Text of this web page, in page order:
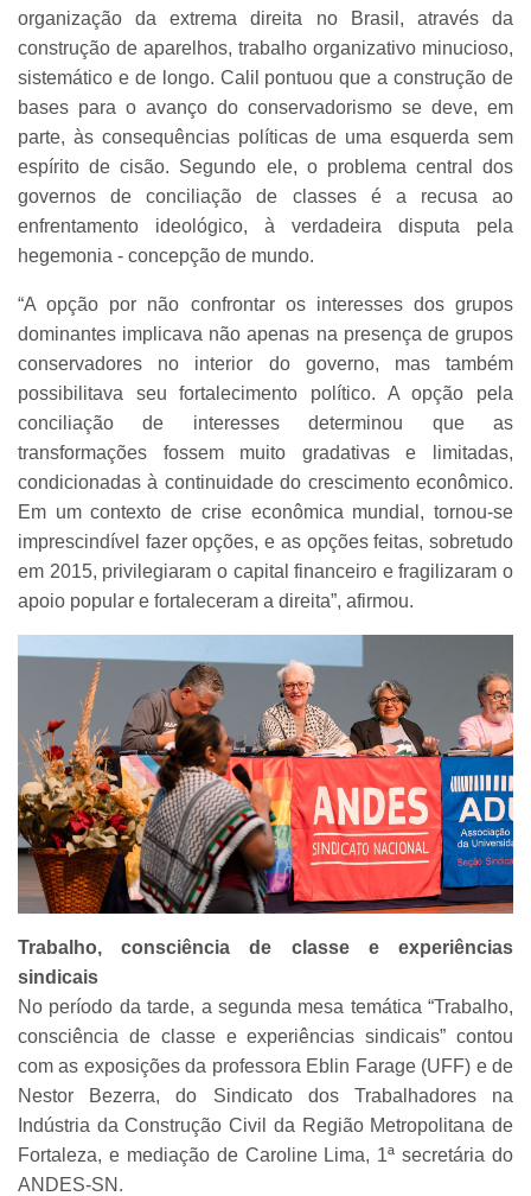
organização da extrema direita no Brasil, através da
construção de aparelhos, trabalho organizativo minucioso,
sistemático e de longo. Calil pontuou que a construção de
bases para o avanço do conservadorismo se deve, em
parte, às consequências políticas de uma esquerda sem
espírito de cisão. Segundo ele, o problema central dos
governos de conciliação de classes é a recusa ao
enfrentamento ideológico, à verdadeira disputa pela
hegemonia - concepção de mundo.
“A opção por não confrontar os interesses dos grupos
dominantes implicava não apenas na presença de grupos
conservadores no interior do governo, mas também
possibilitava seu fortalecimento político. A opção pela
conciliação de interesses determinou que as
transformações fossem muito gradativas e limitadas,
condicionadas à continuidade do crescimento econômico.
Em um contexto de crise econômica mundial, tornou-se
imprescindível fazer opções, e as opções feitas, sobretudo
em 2015, privilegiaram o capital financeiro e fragilizaram o
apoio popular e fortaleceram a direita”, afirmou.
Trabalho, consciência de classe e experiências
sindicais
No período da tarde, a segunda mesa temática “Trabalho,
consciência de classe e experiências sindicais” contou
com as exposições da professora Eblin Farage (UFF) e de
Nestor Bezerra, do Sindicato dos Trabalhadores na
Indústria da Construção Civil da Região Metropolitana de
Fortaleza, e mediação de Caroline Lima, 1ª secretária do
ANDES-SN.